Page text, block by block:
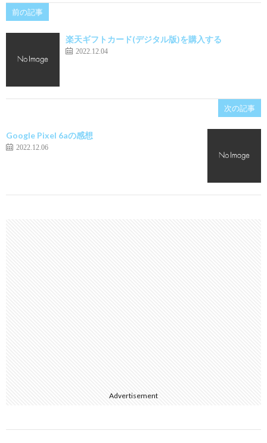
前の記事
楽天ギフトカード(デジタル版)を購入する
2022.12.04
次の記事
Google Pixel 6aの感想
2022.12.06
Advertisement